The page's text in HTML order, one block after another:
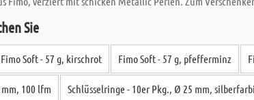
Sie
Fimo Soft - 57 g, kirschrot Fimo Soft - 57 g, pfefferminz
100 lfm Schlüsselringe - 10er Pkg., Ø 25 mm,